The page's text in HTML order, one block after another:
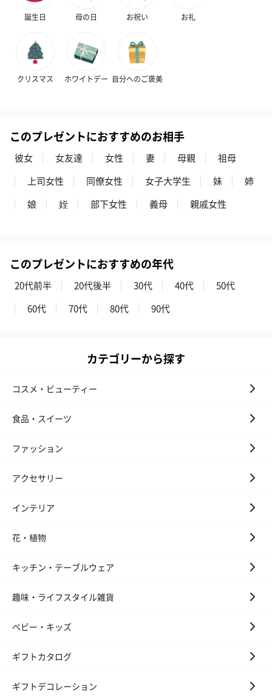
プレミアムビール イネ
実楽山田錦 特別純米
おつまみ・その他
お酒にぴったりのおつまみ・サプリを同梱してお届けいたしま
す。
のオイル漬（981円）
のオイル漬（塩麹&レモ
誕生日 母の日 お祝い お礼
クリスマス ホワイトデー 自分へのご褒美
このプレゼントにおすすめのお相手
彼女 女友達 女性 妻 母親
祖母
上司女性
同僚女性 女子大学生 妹
姉
娘
姪 部下女性 義母 親戚女性
このプレゼントにおすすめの年代
20代前半 20代後半 30代 40代
50代
60代
70代 80代 90代
カテゴリーから探す
コスメ・ビューティー
食品・スイーツ
ファッション
アクセサリー
インテリア
花・植物
キッチン・テーブルウェア
趣味・ライフスタイル雑貨
ベビー・キッズ
ギフトカタログ
ギフトデコレーション